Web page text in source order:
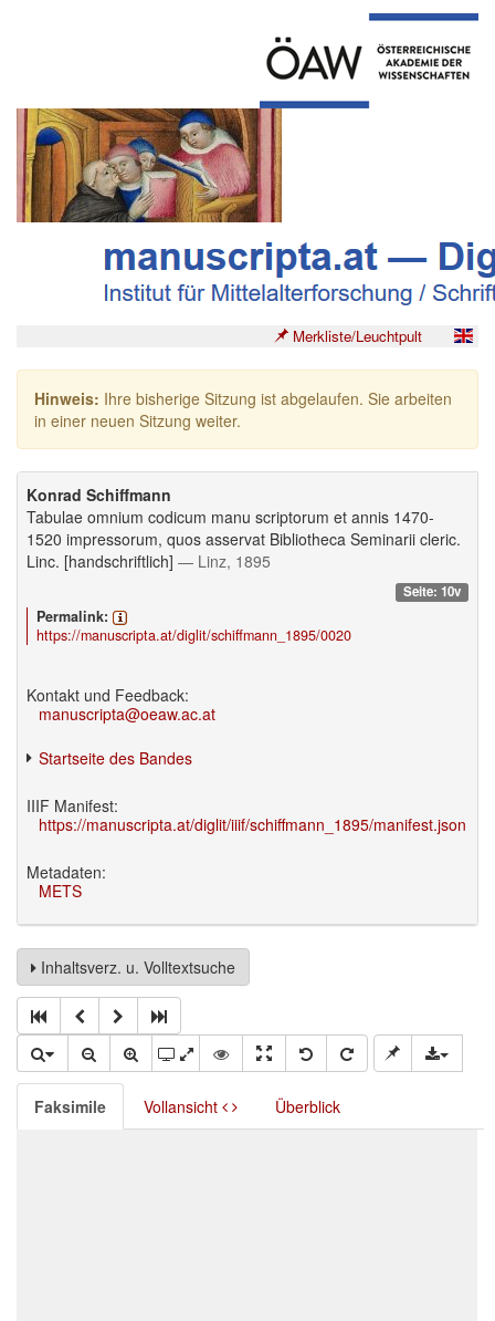
Merkliste/Leuchtpult
Hinweis: Ihre bisherige Sitzung ist abgelaufen. Sie arbeiten
in einer neuen Sitzung weiter.
Konrad Schiffmann
Tabulae omnium codicum manu scriptorum et annis 1470-
1520 impressorum, quos asservat Bibliotheca Seminarii cleric.
Linc. [handschriftlich] — Linz, 1895
Seite: 10v
Permalink:
https://manuscripta.at/diglit/schiffmann_1895/0020
Kontakt und Feedback:
manuscripta@oeaw.ac.at
Startseite des Bandes
IIIF Manifest:
https://manuscripta.at/diglit/iiif/schiffmann_1895/manifest.json
Metadaten:
METS
Inhaltsverz. u. Volltextsuche
Faksimile Vollansicht Überblick